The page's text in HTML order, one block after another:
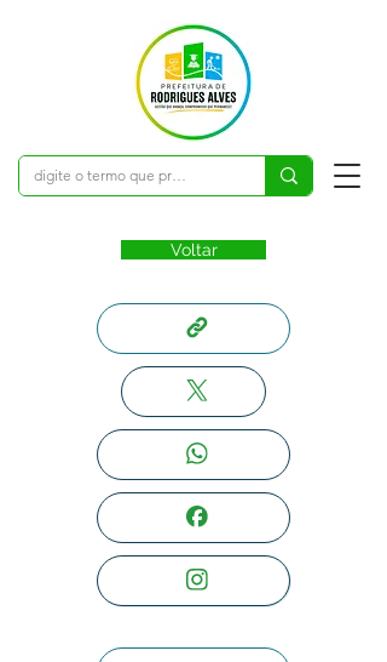
Voltar